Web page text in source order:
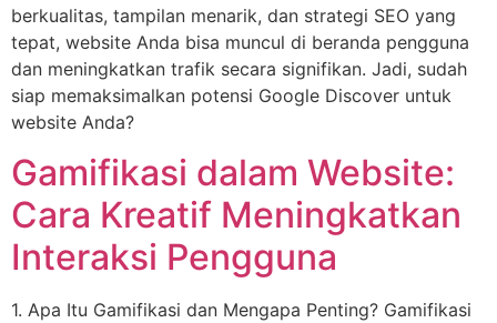
berkualitas, tampilan menarik, dan strategi SEO yang
tepat, website Anda bisa muncul di beranda pengguna
dan meningkatkan trafik secara signifikan. Jadi, sudah
siap memaksimalkan potensi Google Discover untuk
website Anda?
Gamifikasi dalam Website:
Cara Kreatif Meningkatkan
Interaksi Pengguna
1. Apa Itu Gamifikasi dan Mengapa Penting? Gamifikasi